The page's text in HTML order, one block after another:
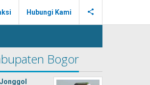
Hubungi Kami
Bogor